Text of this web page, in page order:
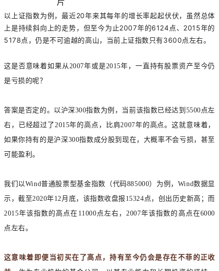
以上证指数为例，最近20年来其每年的增长率起起伏伏，虽然总体
上是持续斜向上的走势，但至今为止2007年的6124点、2015年的
5178点，仍是不可逾越的高山，当前上证指数只有3600点左右。
这是否意味着如果从2007年或是2015年，一直持有股票资产至今仍
是亏损的呢？
答案是否定的。以沪深300指数为例，当前该指数已经达到5500点左
右，已经超过了2015年的高点，比肩2007年的高点。这就意味着，
如果你持有的是沪深300指数成分股到现在，大概率不会亏损，甚至
可能盈利。
我们以Wind普通股票型基金指数（代码885000）为例，Wind数据显
示，截至2020年12月底，该指数收盘报15324点，创出历史新高；而
2015年该指数的高点在11000点左右，2007年该指数的高点在6000
点左右。
这意味着即便当初买在了高点，持有至今仍会是存在不菲的正收